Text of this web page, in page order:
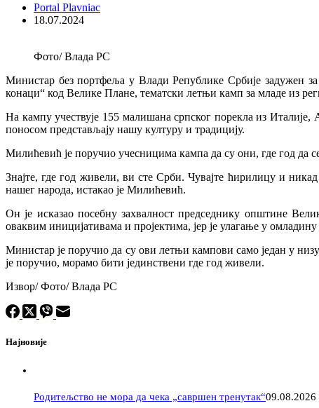
Portal Plavniac
18.07.2024
Фото/ Влада РС
Министар без портфеља у Влади Републике Србије задужен
конаци“ код Велике Плане, тематски летњи камп за младе из
На кампу учествује 155 малишана српског порекла из
поносом представљају нашу културу и традицију.
Милићевић је поручио учесницима кампа да су они, где год да
Знајте, где год живели, ви сте Срби. Чувајте ћирилицу и
нашег народа, истакао је Милићевић.
Он је исказао посебну захвалност председнику општине
оваквим иницијативама и пројектима, јер је улагање у
Министар је поручио да су ови летњи кампови само један у
је поручио, морамо бити јединствени где год живели.
Извор/ Фото/ Влада РС
Најновије
Родитељство не мора да чека „савршен тренутак“09.08.2026